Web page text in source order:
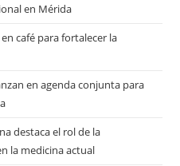
en Mérida
café para fortalecer la
en agenda conjunta para
destaca el rol de la
la medicina actual